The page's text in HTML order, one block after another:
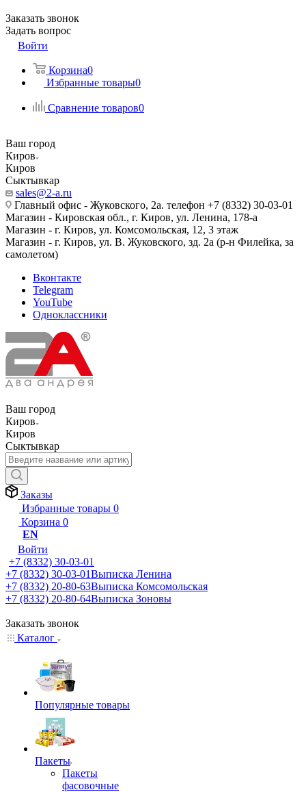
Заказать звонок
Задать вопрос
Войти
Корзина0
Избранные товары0
Сравнение товаров0
Ваш город
Киров
Киров
Сыктывкар
sales@2-a.ru
Главный офис - Жуковского, 2а. телефон +7 (8332) 30-03-01
Магазин - Кировская обл., г. Киров, ул. Ленина, 178-а
Магазин - г. Киров, ул. Комсомольская, 12, 3 этаж
Магазин - г. Киров, ул. В. Жуковского, зд. 2а (р-н Филейка, за
самолетом)
Вконтакте
Telegram
YouTube
Одноклассники
Ваш город
Киров
Киров
Сыктывкар
Заказы
Избранные товары 0
Корзина 0
EN
Войти
+7 (8332) 30-03-01
+7 (8332) 30-03-01Выписка Ленина
+7 (8332) 20-80-63Выписка Комсомольская
+7 (8332) 20-80-64Выписка Зоновы
Заказать звонок
Каталог
Популярные товары
Пакеты
Пакеты
фасовочные